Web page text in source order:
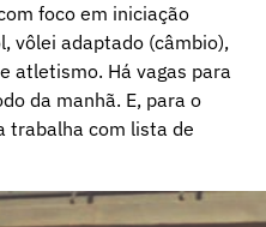
foco em iniciação
vôlei adaptado (câmbio),
atletismo. Há vagas para
da manhã. E, para o
trabalha com lista de